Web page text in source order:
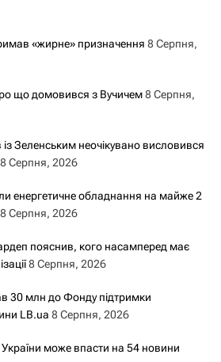
«жирне» призначення 8 Серпня,
що домовився з Вучичем8 Серпня,
із Зеленським неочікувано висловився
8 Серпня, 2026
енергетичне обладнання на майже 2
8 Серпня, 2026
пояснив, кого насамперед має
8 Серпня, 2026
30 млн до Фонду підтримки
LB.ua 8 Серпня, 2026
України може впасти на 54 новини